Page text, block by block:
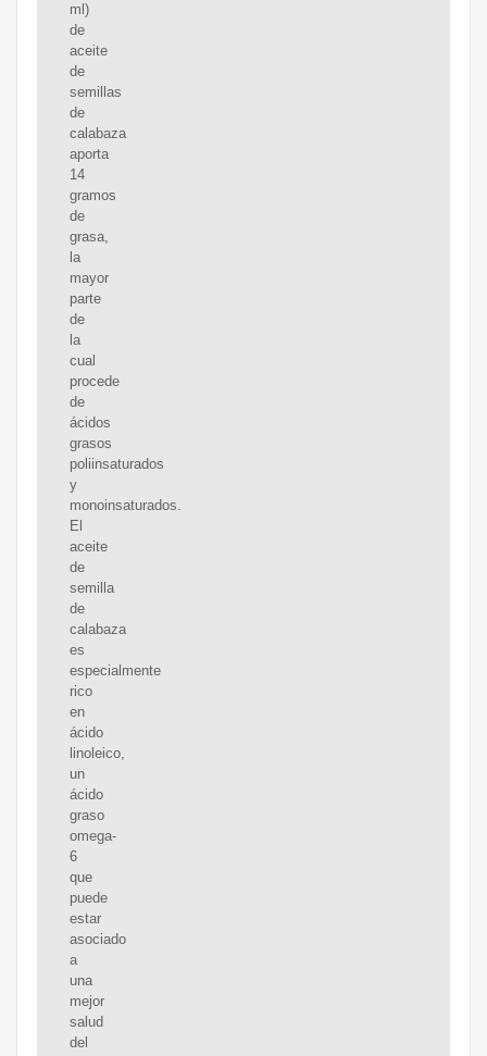
ml)
de
aceite
de
semillas
de
calabaza
aporta
14
gramos
de
grasa,
la
mayor
parte
de
la
cual
procede
de
ácidos
grasos
poliinsaturados
y
monoinsaturados.
El
aceite
de
semilla
de
calabaza
es
especialmente
rico
en
ácido
linoleico,
un
ácido
graso
omega-
6
que
puede
estar
asociado
a
una
mejor
salud
del